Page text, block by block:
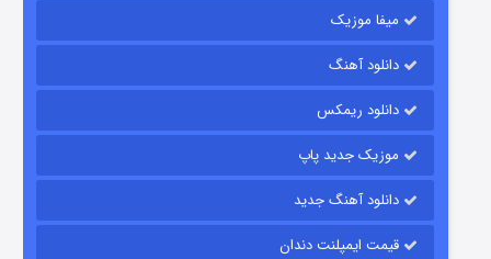
قسمت
میفا موزیک
دانلود آهنگ
دانلود ریمکس
موزیک جدید پاپ
دانلود آهنگ جدید
قیمت ایمپلنت دندان